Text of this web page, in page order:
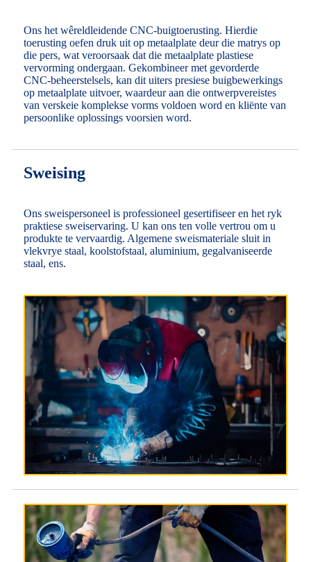
Ons het wêreldleidende CNC-buigtoerusting. Hierdie
toerusting oefen druk uit op metaalplate deur die matrys op
die pers, wat veroorsaak dat die metaalplate plastiese
vervorming ondergaan. Gekombineer met gevorderde
CNC-beheerstelsels, kan dit uiters presiese buigbewerkings
op metaalplate uitvoer, waardeur aan die ontwerpvereistes
van verskeie komplekse vorms voldoen word en kliënte van
persoonlike oplossings voorsien word.
Sweising
Ons sweispersoneel is professioneel gesertifiseer en het ryk
praktiese sweiservaring. U kan ons ten volle vertrou om u
produkte te vervaardig. Algemene sweismateriale sluit in
vlekvrye staal, koolstofstaal, aluminium, gegalvaniseerde
staal, ens.